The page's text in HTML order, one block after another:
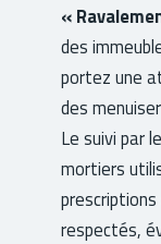
«
des
portez une
des
Le suivi par
mortiers
respectés,